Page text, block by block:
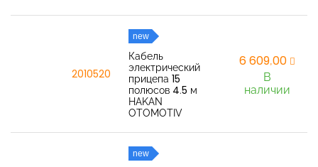
2010520
new
Кабель
электрический
прицепа 15
полюсов 4.5 м
HAKAN
OTOMOTIV
6 609,00
В
наличии
new